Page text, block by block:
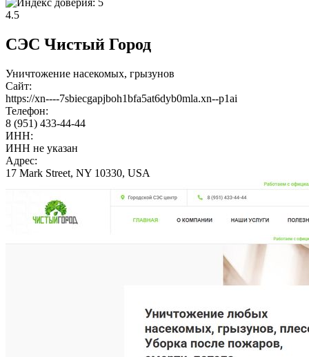
4.5
СЭС Чистый Город
Уничтожение насекомых, грызунов
Сайт:
https://xn----7sbiecgapjboh1bfa5at6dyb0mla.xn--p1ai
Телефон:
8 (951) 433-44-44
ИНН:
ИНН не указан
Адрес:
17 Mark Street, NY 10330, USA